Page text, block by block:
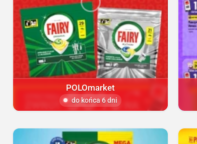
POLOmarket
do końca 6 dni